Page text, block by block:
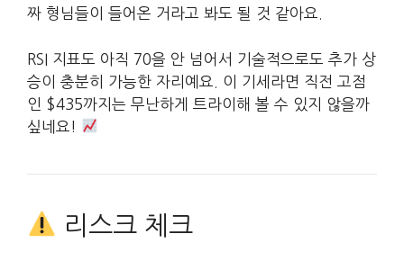
짜 형님들이 들어온 거라고 봐도 될 것 같아요.
RSI 지표도 아직 70을 안 넘어서 기술적으로도 추가 상
승이 충분히 가능한 자리예요. 이 기세라면 직전 고점
인 $435까지는 무난하게 트라이해 볼 수 있지 않을까
싶네요!
리스크 체크